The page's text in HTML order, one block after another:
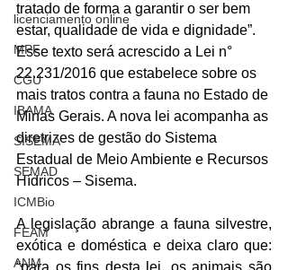
licenciamento online
MPF
CGU
IBAMA
SISEMA
SEMAD
ICMBio
FEAM
ANM
tratado de forma a garantir o ser bem
estar, qualidade de vida e dignidade”.
Esse texto será acrescido a Lei n°
22.231/2016 que estabelece sobre os
mais tratos contra a fauna no Estado de
Minas Gerais. A nova lei acompanha as
diretrizes de gestão do Sistema
Estadual de Meio Ambiente e Recursos
Hídricos – Sisema.
A legislação abrange a fauna silvestre,
exótica e doméstica e deixa claro que:
“para os fins desta lei, os animais são